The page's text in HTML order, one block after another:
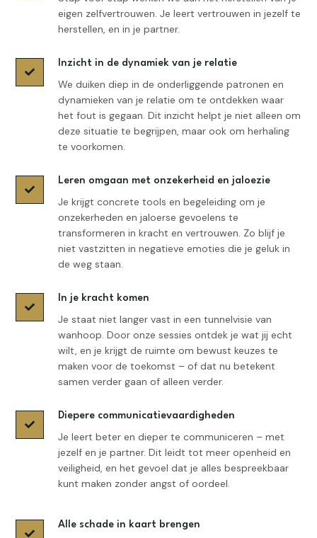
eigen zelfvertrouwen. Je leert vertrouwen in jezelf te
herstellen, en in je partner.

Inzicht in de dynamiek van je relatie
We duiken diep in de onderliggende patronen en
dynamieken van je relatie om te ontdekken waar
het fout is gegaan. Dit inzicht helpt je niet alleen om
deze situatie te begrijpen, maar ook om herhaling
te voorkomen.

Leren omgaan met onzekerheid en jaloezie
Je krijgt concrete tools en begeleiding om je
onzekerheden en jaloerse gevoelens te
transformeren in kracht en vertrouwen. Zo blijf je
niet vastzitten in negatieve emoties die je geluk in
de weg staan.

In je kracht komen
Je staat niet langer vast in een tunnelvisie van
wanhoop. Door onze sessies ontdek je wat jij echt
wilt, en je krijgt de ruimte om bewust keuzes te
maken voor de toekomst – of dat nu betekent
samen verder gaan of alleen verder.

Diepere communicatievaardigheden
Je leert beter en dieper te communiceren – met
jezelf en je partner. Dit leidt tot meer openheid en
veiligheid, en het gevoel dat je alles bespreekbaar
kunt maken zonder angst of oordeel.

Alle schade in kaart brengen